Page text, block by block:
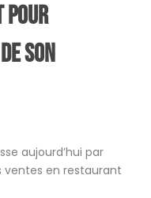
pour
son
aujourd’hui par
en restaurant